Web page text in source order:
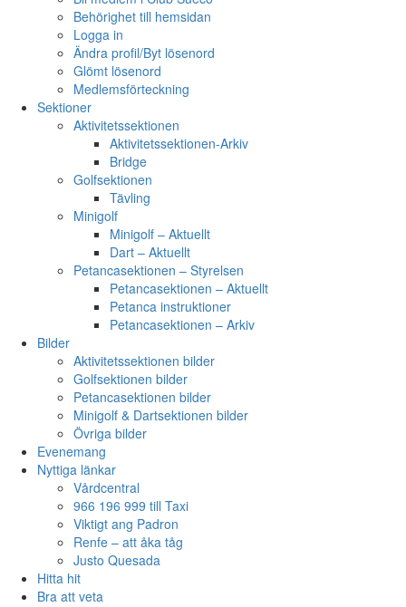
Behörighet till hemsidan
Logga in
Ändra profil/Byt lösenord
Glömt lösenord
Medlemsförteckning
Sektioner
Aktivitetssektionen
Aktivitetssektionen-Arkiv
Bridge
Golfsektionen
Tävling
Minigolf
Minigolf – Aktuellt
Dart – Aktuellt
Petancasektionen – Styrelsen
Petancasektionen – Aktuellt
Petanca instruktioner
Petancasektionen – Arkiv
Bilder
Aktivitetssektionen bilder
Golfsektionen bilder
Petancasektionen bilder
Minigolf & Dartsektionen bilder
Övriga bilder
Evenemang
Nyttiga länkar
Vårdcentral
966 196 999 till Taxi
Viktigt ang Padron
Renfe – att åka tåg
Justo Quesada
Hitta hit
Bra att veta